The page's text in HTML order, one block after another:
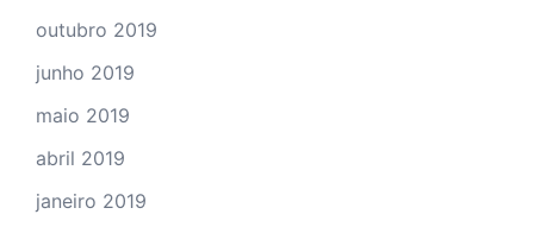
outubro 2019
junho 2019
maio 2019
abril 2019
janeiro 2019